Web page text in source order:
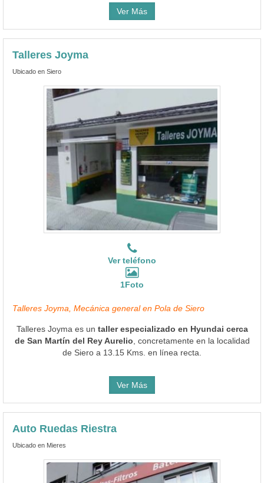
Ver Más
Talleres Joyma
Ubicado en Siero
Ver teléfono
1Foto
Talleres Joyma, Mecánica general en Pola de Siero
Talleres Joyma es un taller especializado en Hyundai cerca
de San Martín del Rey Aurelio , concretamente en la localidad
de Siero a 13.15 Kms. en línea recta.
Ver Más
Auto Ruedas Riestra
Ubicado en Mieres